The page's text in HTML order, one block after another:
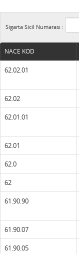
Sigarta Sicil Numarası :
NACE KOD
62.02.01
62.02
62.01.01
62.01
62.0
62
61.90.90
61.90.07
61.90.05